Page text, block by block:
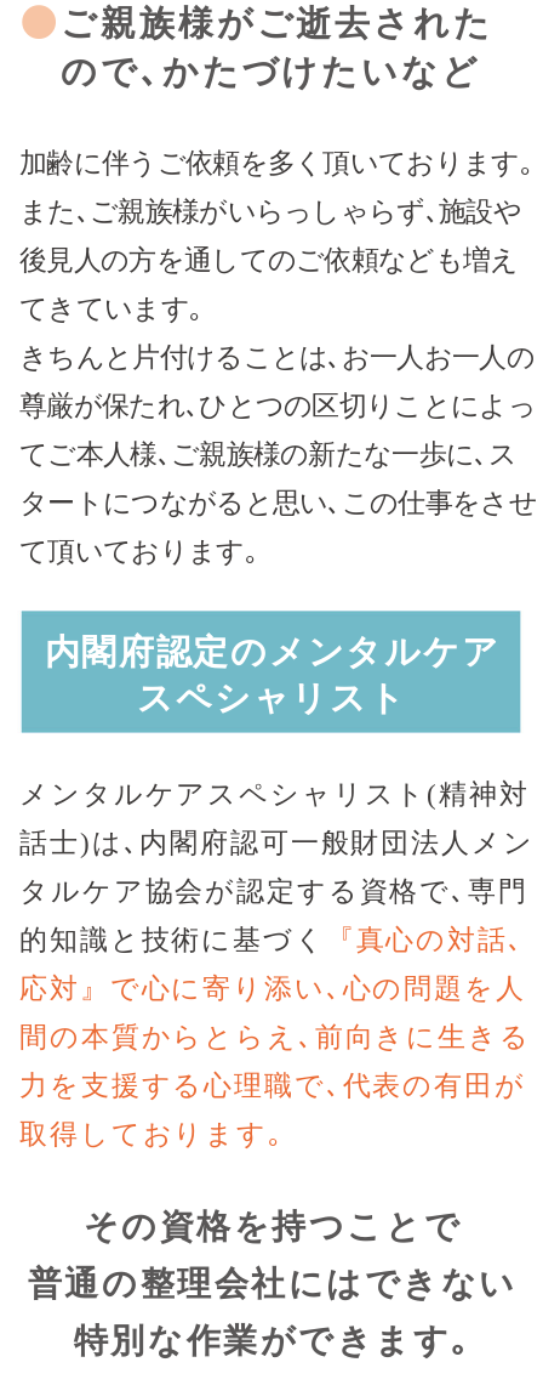
ご親族様がご逝去された
ので､かたづけたいなど
加齢に伴うご依頼を多く頂いております｡
また､ご親族様がいらっしゃらず､施設や
後見人の方を通してのご依頼なども増え
てきています｡
きちんと片付けることは､お一人お一人の
尊厳が保たれ､ひとつの区切りことによっ
てご本人様､ご親族様の新たな一歩に､ス
タートにつながると思い､この仕事をさせ
て頂いております｡
内閣府認定のメンタルケア
スペシャリスト
メンタルケアスペシャリスト(精神対
話士)は､内閣府認可一般財団法人メン
タルケア協会が認定する資格で､専門
的知識と技術に基づく
『真心の対話､
応対』で心に寄り添い､心の問題を人
間の本質からとらえ､前向きに生きる
力を支援する心理職で､代表の有田が
取得しております｡
その資格を持つことで
普通の整理会社にはできない
特別な作業ができます｡